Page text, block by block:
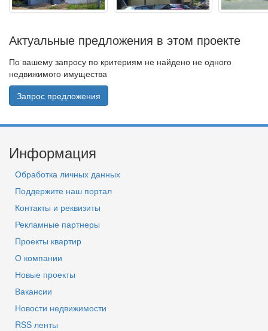
Актуальные предложения в этом проекте
По вашему запросу по критериям не найдено не одного
недвижимого имущества
Запрос предложения
Информация
Обработка личных данных
Поддержите наш портал
Контакты и реквизиты
Рекламные партнеры
Проекты квартир
О компании
Новые проекты
Вакансии
Новости недвижимости
RSS ленты